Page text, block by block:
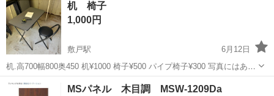
机 椅子
1,000円
敷戸駅
6月12日
机.高700幅800奥450 机¥1000 椅子¥500 パイプ椅子¥300 写真にはあり
ませんが会議机もあります。 傷物は多少割引致します。 現地で確認し
て、取りに来れる方限定です。よろしくお願いします。
大分 敷戸駅 オフィス用家具
MSパネル 木目調 MSW-1209Da